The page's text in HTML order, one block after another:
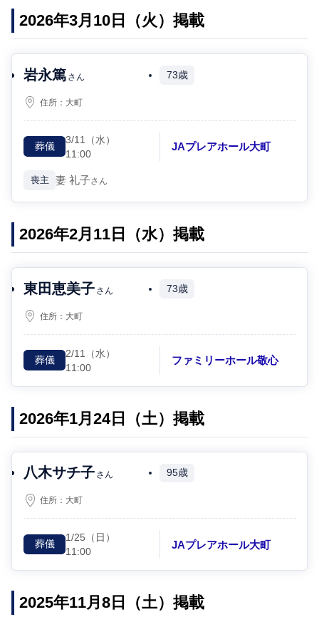
2026年3月10日（火）掲載
岩永篤 さん 73歳
住所： 大町
葬儀
3/11
（水）
11:00
JAプレアホール大町
喪主 妻 礼子さん
2026年2月11日（水）掲載
東田恵美子 さん 73歳
住所： 大町
葬儀
2/11
（水）
11:00
ファミリーホール敬心
2026年1月24日（土）掲載
八木サチ子 さん 95歳
住所： 大町
葬儀
1/25 （日）
11:00
JAプレアホール大町
2025年11月8日（土）掲載